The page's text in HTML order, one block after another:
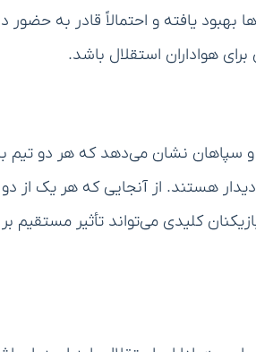
بهبود یافته و احتمالاً قادر به حضور
هواداران استقلال باشد.
سپاهان نشان می‌دهد که هر دو تیم
هستند. از آنجایی که هر یک از دو
کلیدی می‌تواند تأثیر مستقیم